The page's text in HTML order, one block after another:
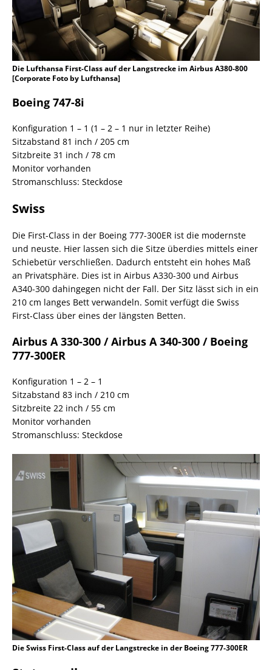
Die Lufthansa First-Class auf der Langstrecke im Airbus A380-800
[Corporate Foto by Lufthansa]
Boeing 747-8i
Konfiguration 1 – 1 (1 – 2 – 1 nur in letzter Reihe)
Sitzabstand 81 inch / 205 cm
Sitzbreite 31 inch / 78 cm
Monitor vorhanden
Stromanschluss: Steckdose
Swiss
Die First-Class in der Boeing 777-300ER ist die modernste
und neuste. Hier lassen sich die Sitze überdies mittels einer
Schiebetür verschließen. Dadurch entsteht ein hohes Maß
an Privatsphäre. Dies ist in Airbus A330-300 und Airbus
A340-300 dahingegen nicht der Fall. Der Sitz lässt sich in ein
210 cm langes Bett verwandeln. Somit verfügt die Swiss
First-Class über eines der längsten Betten.
Airbus A 330-300 / Airbus A 340-300 / Boeing
777-300ER
Konfiguration 1 – 2 – 1
Sitzabstand 83 inch / 210 cm
Sitzbreite 22 inch / 55 cm
Monitor vorhanden
Stromanschluss: Steckdose
Die Swiss First-Class auf der Langstrecke in der Boeing 777-300ER